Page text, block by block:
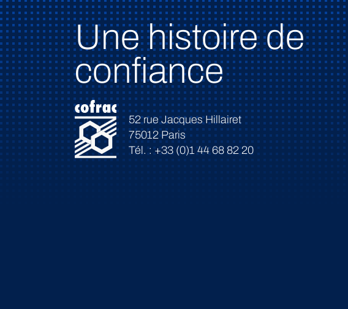
Une histoire de
confiance
52 rue Jacques Hillairet
75012 Paris
Tél. : +33 (0)1 44 68 82 20